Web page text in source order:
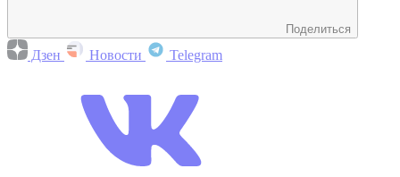
Поделиться
Дзен Новости Telegram